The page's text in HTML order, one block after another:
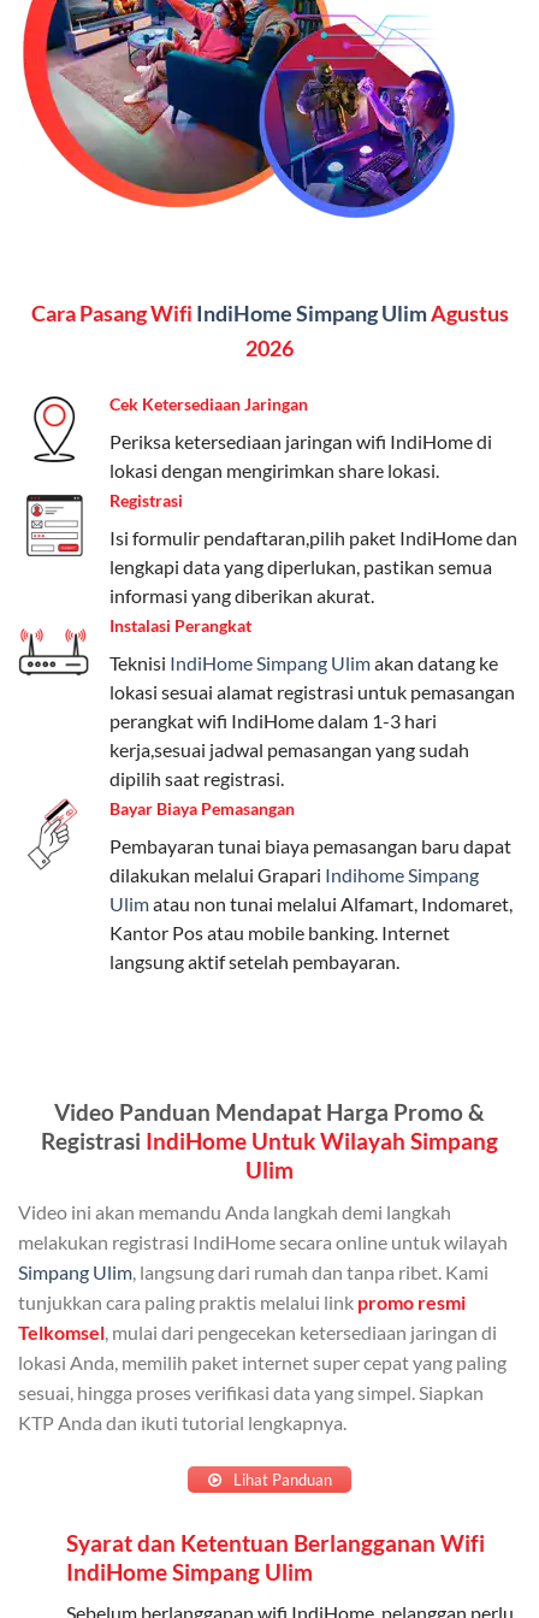
(untuk beberapa pilihan).
Kelebihan:Paket lengkap untuk pengguna yang
menginginkan internet, komunikasi, dan hiburan
(streaming & TV) dalam satu paket.
Paket Dynamic IP
keluarga, nelpon & SMS semua operator, dan akses
Disney+ (untuk paket tertentu).
koneksi internet cepat dan stabil dengan fleksibilitas
kuota. Pilihan harga bervariasi sesuai kebutuhan.
Telkomsel One menyediakan pilihan paket yang
beragam, mulai dari paket hemat hingga premium.
Pengguna bisa memilih sesuai kebutuhan, baik untuk
internet, komunikasi, atau hiburan.
Paket Easy cocok untuk kebutuhan dasar, Paket
Complete untuk yang menginginkan fitur lengkap,
dan Paket Dynamic IP untuk pengguna yang
memprioritaskan kecepatan internet tinggi.
Paket Telkomsel One dengan Kuota Keluarga
Salah satu fitur unggulan Telkomsel One adalah Paket
Kuota Keluarga. Dengan kuota hingga 30 GB, Anda
bisa membagikan internet kepada anggota keluarga
atau teman tanpa perlu khawatir kehabisan kuota.
Berikut adalah detailnya:
Bisa Dibagi Hingga 5 Anggota
Admin dapat mendaftarkan hingga 5 anggota
keluarga atau teman untuk menggunakan kuota ini.
Berlaku Nasional
Kuota keluarga bisa digunakan di seluruh Indonesia
untuk jaringan 2G, 3G, dan 4G.
Tidak Berlaku untuk Roaming
Kuota ini hanya bisa digunakan di dalam negeri.
Cara Menggunakan Kuota Keluarga
Daftarkan Anggota: Admin dapat mendaftarkan anggota
melalui aplikasi MyTelkomsel atau website Telkomsel One.
Bagikan Kuota: Setelah terdaftar, anggota bisa langsung
Cara Pasang Wifi IndiHome Simpang UlimAgustus
2026
Cek Ketersediaan Jaringan
Periksa ketersediaan jaringan wifi IndiHome di
lokasi dengan mengirimkan share lokasi.
Registrasi
Isi formulir pendaftaran,pilih paket IndiHome dan
lengkapi data yang diperlukan, pastikan semua
informasi yang diberikan akurat.
Instalasi Perangkat
Teknisi IndiHome Simpang Ulimakan datang ke
lokasi sesuai alamat registrasi untuk pemasangan
perangkat wifi IndiHome dalam 1-3 hari
kerja,sesuai jadwal pemasangan yang sudah
dipilih saat registrasi.
Bayar Biaya Pemasangan
Pembayaran tunai biaya pemasangan baru dapat
dilakukan melalui Grapari Indihome Simpang
Ulimatau non tunai melalui Alfamart, Indomaret,
Kantor Pos atau mobile banking. Internet
langsung aktif setelah pembayaran.
Video Panduan Mendapat Harga Promo &
Registrasi IndiHome Untuk Wilayah Simpang
Ulim
Video ini akan memandu Anda langkah demi langkah
melakukan registrasi IndiHome secara online untuk wilayah
Simpang Ulim , langsung dari rumah dan tanpa ribet. Kami
tunjukkan cara paling praktis melalui link promo resmi
Telkomsel , mulai dari pengecekan ketersediaan jaringan di
lokasi Anda, memilih paket internet super cepat yang paling
sesuai, hingga proses verifikasi data yang simpel. Siapkan
KTP Anda dan ikuti tutorial lengkapnya.
Lihat Panduan
Syarat dan Ketentuan Berlangganan Wifi
IndiHome Simpang Ulim
Sebelum berlangganan wifi IndiHome, pelanggan perlu